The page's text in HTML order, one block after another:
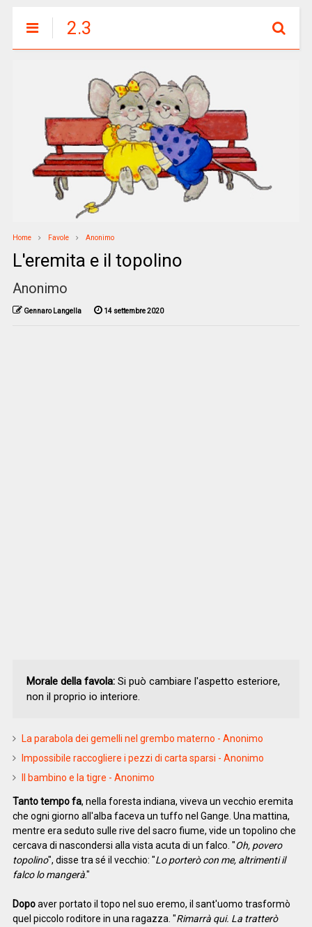
2.3
Home Favole Anonimo
L'eremita e il topolino
Anonimo
Gennaro Langella 14 settembre 2020
Morale della favola:Si può cambiare l'aspetto esteriore,
non il proprio io interiore.
La parabola dei gemelli nel grembo materno - Anonimo
Impossibile raccogliere i pezzi di carta sparsi - Anonimo
Il bambino e la tigre - Anonimo
Tanto tempo fa, nella foresta indiana, viveva un vecchio eremita
che ogni giorno all'alba faceva un tuffo nel Gange. Una mattina,
mentre era seduto sulle rive del sacro fiume, vide un topolino che
cercava di nascondersi alla vista acuta di un falco. "Oh, povero
topolino", disse tra sé il vecchio: "Lo porterò con me, altrimenti il
falco lo mangerà."
Dopoaver portato il topo nel suo eremo, il sant'uomo trasformò
quel piccolo roditore in una ragazza. "Rimarrà qui. La tratterò